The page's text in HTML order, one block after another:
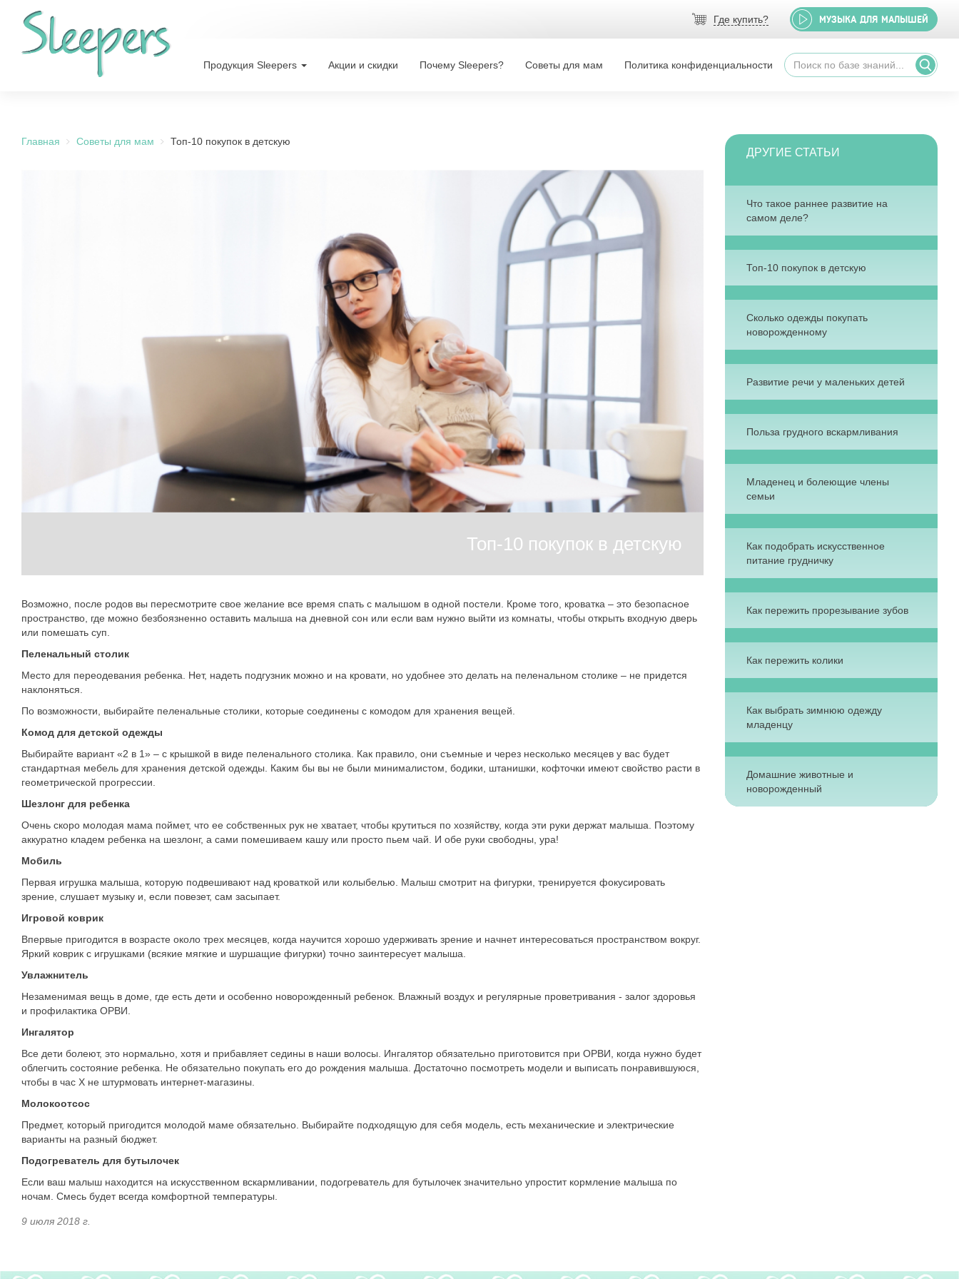
Где купить? МУЗЫКА ДЛЯ МАЛЫШЕЙ
Продукция Sleepers Акции и скидки Почему Sleepers? Советы для мам Политика конфиденциальности
Главная Советы для мам Топ-10 покупок в детскую
Топ-10 покупок в детскую
Возможно, после родов вы пересмотрите свое желание все время спать с малышом в одной постели. Кроме того, кроватка – это безопасное
пространство, где можно безбоязненно оставить малыша на дневной сон или если вам нужно выйти из комнаты, чтобы открыть входную дверь
или помешать суп.
Пеленальный столик
Место для переодевания ребенка. Нет, надеть подгузник можно и на кровати, но удобнее это делать на пеленальном столике – не придется
наклоняться.
По возможности, выбирайте пеленальные столики, которые соединены с комодом для хранения вещей.
Комод для детской одежды
Выбирайте вариант «2 в 1» – с крышкой в виде пеленального столика. Как правило, они съемные и через несколько месяцев у вас будет
стандартная мебель для хранения детской одежды. Каким бы вы не были минималистом, бодики, штанишки, кофточки имеют свойство расти в
геометрической прогрессии.
Шезлонг для ребенка
Очень скоро молодая мама поймет, что ее собственных рук не хватает, чтобы крутиться по хозяйству, когда эти руки держат малыша. Поэтому
аккуратно кладем ребенка на шезлонг, а сами помешиваем кашу или просто пьем чай. И обе руки свободны, ура!
Мобиль
Первая игрушка малыша, которую подвешивают над кроваткой или колыбелью. Малыш смотрит на фигурки, тренируется фокусировать
зрение, слушает музыку и, если повезет, сам засыпает.
Игровой коврик
Впервые пригодится в возрасте около трех месяцев, когда научится хорошо удерживать зрение и начнет интересоваться пространством вокруг.
Яркий коврик с игрушками (всякие мягкие и шуршащие фигурки) точно заинтересует малыша.
Увлажнитель
Незаменимая вещь в доме, где есть дети и особенно новорожденный ребенок. Влажный воздух и регулярные проветривания - залог здоровья
и профилактика ОРВИ.
Ингалятор
Все дети болеют, это нормально, хотя и прибавляет седины в наши волосы. Ингалятор обязательно приготовится при ОРВИ, когда нужно будет
облегчить состояние ребенка. Не обязательно покупать его до рождения малыша. Достаточно посмотреть модели и выписать понравившуюся,
чтобы в час Х не штурмовать интернет-магазины.
Молокоотсос
Предмет, который пригодится молодой маме обязательно. Выбирайте подходящую для себя модель, есть механические и электрические
варианты на разный бюджет.
Подогреватель для бутылочек
Если ваш малыш находится на искусственном вскармливании, подогреватель для бутылочек значительно упростит кормление малыша по
ночам. Смесь будет всегда комфортной температуры.
9 июля 2018 г.
ДРУГИЕ СТАТЬИ
Что такое раннее развитие на
самом деле?
Топ-10 покупок в детскую
Сколько одежды покупать
новорожденному
Развитие речи у маленьких детей
Польза грудного вскармливания
Младенец и болеющие члены
семьи
Как подобрать искусственное
питание грудничку
Как пережить прорезывание зубов
Как пережить колики
Как выбрать зимнюю одежду
младенцу
Домашние животные и
новорожденный